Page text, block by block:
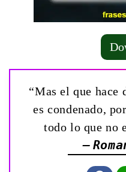
“Mas el que
es condenado,
todo lo que no
—